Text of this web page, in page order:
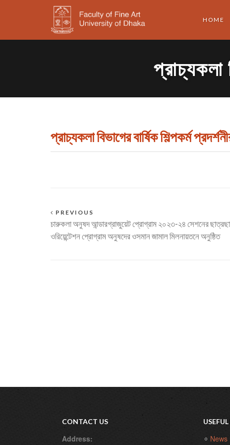
HOME
প্রাচ্যকলা
প্রাচ্যকলা বিভাগের বার্ষিক শিল্পকর্ম
PREVIOUS
চারুকলা অনুষদ আন্ডারগ্রাজুয়েট প্রোগ্রাম ২০২৩-২৪ সেশনের
ওরিয়েন্টেশন প্রোগ্রাম অনুষদের ওসমান জামাল মিলনায়তনে অনুষ্ঠিত
CONTACT US
Address:
News